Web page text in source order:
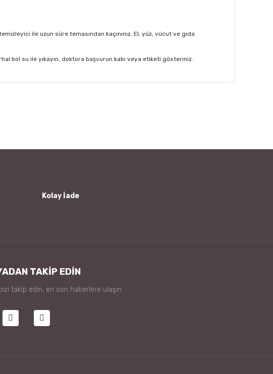
ile uzun süre temasından kaçınınız. El, yüz, vücut ve gıda
bol su ile yıkayın, doktora başvurun kabı veya etiketi gösteriniz.
Kolay İade
TAKİP EDİN
takip edin, en son haberlere ulaşın